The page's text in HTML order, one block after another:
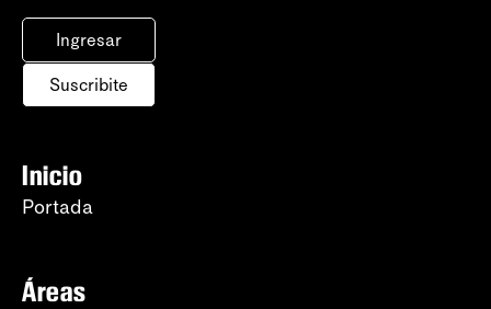
Ingresar
Suscribite
Inicio
Portada
Áreas